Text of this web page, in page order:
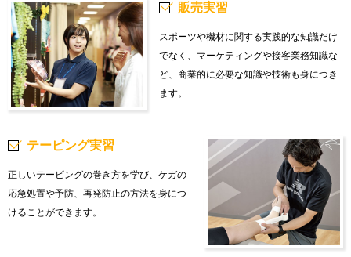
販売実習
スポーツや機材に関する実践的な知識だけ
でなく、マーケティングや接客業務知識な
ど、商業的に必要な知識や技術も身につき
ます。
テーピング実習
正しいテーピングの巻き方を学び、ケガの
応急処置や予防、再発防止の方法を身につ
けることができます。